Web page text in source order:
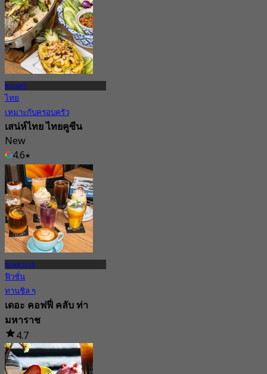
พระนคร
ไทย
เหมาะกับครอบครัว
เสน่ห์ไทย ไทยคูซีน
New
4.6
จาก฿ 495
ท่ามหาราช
ฟิวชั่น
ทานชิล ๆ
เดอะ คอฟฟี่ คลับ ท่า
มหาราช
4.7
5.5K การจอง
จาก฿ 189